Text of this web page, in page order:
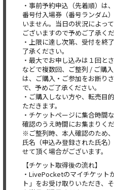
・事前予約申込（先着順）は
番号付入場券（番号ランダム
いません。当日の状況によっ
ございますので予めご了承くだ
・上限に達し次第、受付を終
了承ください。
・最大でお申し込みは１回と
などで複数回、ご整列 / ご購
は、ご購入・ご参加をお断り
で、予めご了承ください。
・ご購入しない方や、転売目
ただきます。
・チケットページに集合時間
確認のうえ時間にお集まりくだ
※ご整列時、本人確認のため
氏名（申込み登録された氏名
せて頂く場合がございます。
【チケット取得後の流れ】
・LivePocketのマイチケット
ト」をお受け取りいただき、